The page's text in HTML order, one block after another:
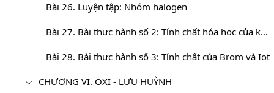
Bài 26. Luyện tập: Nhóm halogen
Bài 27. Bài thực hành số 2: Tính chất hóa học của khí clo và hợp chất của clo
Bài 28. Bài thực hành số 3: Tính chất của Brom và Iot
CHƯƠNG VI. OXI - LƯU HUỲNH